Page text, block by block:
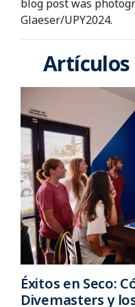
blog post was
Glaeser/UPY2024.
Artículos
Éxitos en Seco:
Divemasters y